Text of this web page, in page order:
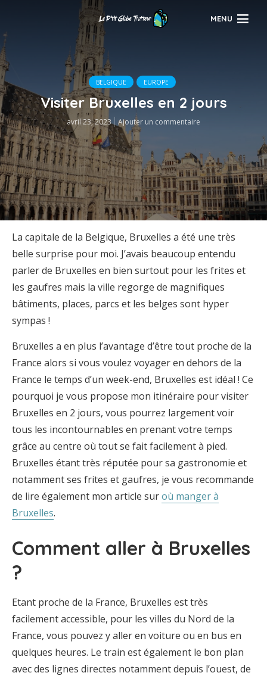
MENU
BELGIQUE EUROPE
Visiter Bruxelles en 2 jours
avril 23, 2023 Ajouter un commentaire
La capitale de la Belgique, Bruxelles a été une très
belle surprise pour moi. J’avais beaucoup entendu
parler de Bruxelles en bien surtout pour les frites et
les gaufres mais la ville regorge de magnifiques
bâtiments, places, parcs et les belges sont hyper
sympas !
Bruxelles a en plus l’avantage d’être tout proche de la
France alors si vous voulez voyager en dehors de la
France le temps d’un week-end, Bruxelles est idéal ! Ce
pourquoi je vous propose mon itinéraire pour visiter
Bruxelles en 2 jours, vous pourrez largement voir
tous les incontournables en prenant votre temps
grâce au centre où tout se fait facilement à pied.
Bruxelles étant très réputée pour sa gastronomie et
notamment ses frites et gaufres, je vous recommande
de lire également mon article suroù manger à
Bruxelles.
Comment aller à Bruxelles
?
Etant proche de la France, Bruxelles est très
facilement accessible, pour les villes du Nord de la
France, vous pouvez y aller en voiture ou en bus en
quelques heures. Le train est également le bon plan
avec des lignes directes notamment depuis l’ouest, de